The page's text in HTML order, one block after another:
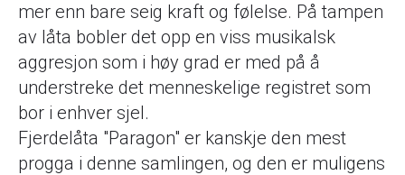
mer enn bare seig kraft og følelse. På tampen
av låta bobler det opp en viss musikalsk
aggresjon som i høy grad er med på å
understreke det menneskelige registret som
bor i enhver sjel.
Fjerdelåta "Paragon" er kanskje den mest
progga i denne samlingen, og den er muligens